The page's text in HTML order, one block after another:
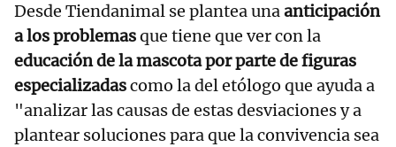
Desde Tiendanimal se plantea unaanticipación
a los problemasque tiene que ver con la
educación de la mascota por parte de figuras
especializadascomo la del etólogo que ayuda a
"analizar las causas de estas desviaciones y a
plantear soluciones para que la convivencia sea